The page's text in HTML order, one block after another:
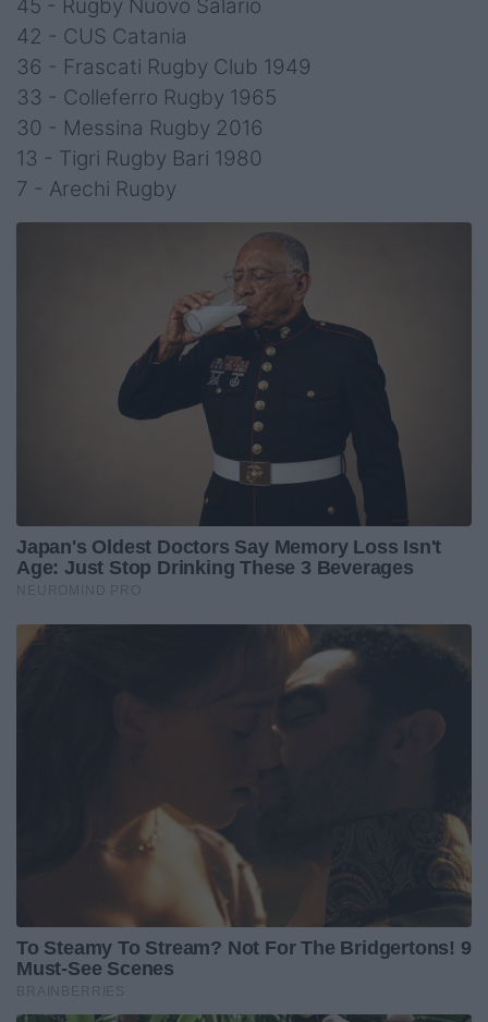
45 - Rugby Nuovo Salario
42 - CUS Catania
36 - Frascati Rugby Club 1949
33 - Colleferro Rugby 1965
30 - Messina Rugby 2016
13 - Tigri Rugby Bari 1980
7 - Arechi Rugby